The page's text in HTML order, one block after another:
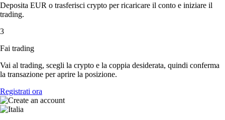
Deposita EUR o trasferisci crypto per ricaricare il conto e iniziare il
trading.
3
Fai trading
Vai al trading, scegli la crypto e la coppia desiderata, quindi conferma
la transazione per aprire la posizione.
Registrati ora